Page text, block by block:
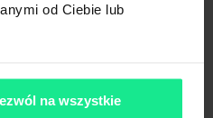
od Ciebie lub
na wszystkie